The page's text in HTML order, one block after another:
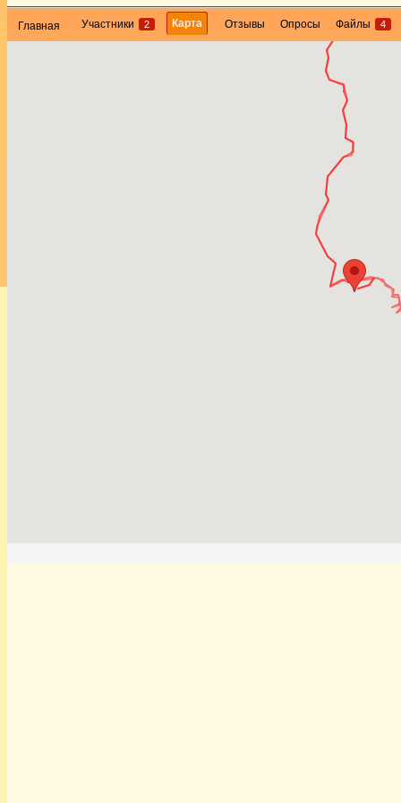
Главная Участники 2 Карта Отзывы Опросы Файлы 4